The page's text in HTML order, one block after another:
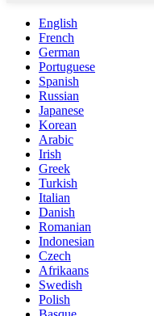
English
French
German
Portuguese
Spanish
Russian
Japanese
Korean
Arabic
Irish
Greek
Turkish
Italian
Danish
Romanian
Indonesian
Czech
Afrikaans
Swedish
Polish